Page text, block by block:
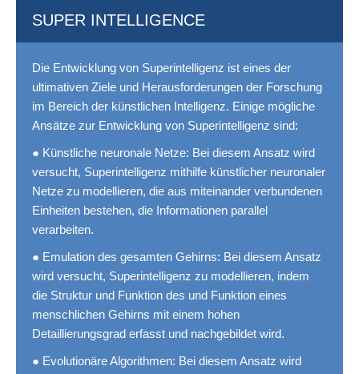
SUPER INTELLIGENCE
Die Entwicklung von Superintelligenz ist eines der
ultimativen Ziele und Herausforderungen der Forschung
im Bereich der künstlichen Intelligenz. Einige mögliche
Ansätze zur Entwicklung von Superintelligenz sind:
● Künstliche neuronale Netze: Bei diesem Ansatz wird
versucht, Superintelligenz mithilfe künstlicher neuronaler
Netze zu modellieren, die aus miteinander verbundenen
Einheiten bestehen, die Informationen parallel
verarbeiten.
● Emulation des gesamten Gehirns: Bei diesem Ansatz
wird versucht, Superintelligenz zu modellieren, indem
die Struktur und Funktion des und Funktion eines
menschlichen Gehirns mit einem hohen
Detaillierungsgrad erfasst und nachgebildet wird.
● Evolutionäre Algorithmen: Bei diesem Ansatz wird